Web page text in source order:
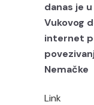
danas je
Vukovog
internet
Nemačke
Link